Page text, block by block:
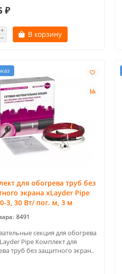
₽
В корзину
для обогрева труб без
экрана xLayder Pipe
3, 30 Вт/ пог. м, 3 м
8491
секция для обогрева
Pipe Комплект для
труб без защитного экран..